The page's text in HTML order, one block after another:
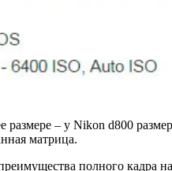
– у Nikon d800
матрица.
полного кадра